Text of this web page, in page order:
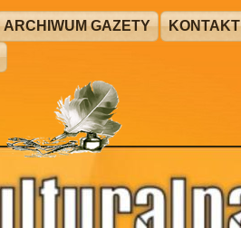
ARCHIWUM GAZETY
KONTAKT